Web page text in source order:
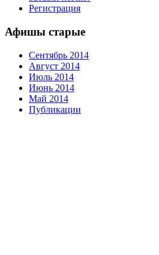
Регистрация
Афишы старые
Сентябрь 2014
Август 2014
Июль 2014
Июнь 2014
Май 2014
Публикации